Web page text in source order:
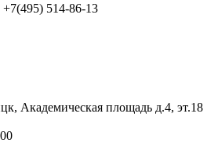
+7(495) 514-86-13
Академическая площадь д.4, эт.18